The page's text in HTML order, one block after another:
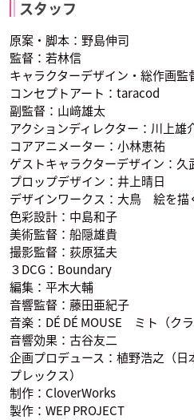
スタッフ
原案・脚本：野島伸司
監督：若林信
キャラクターデザイン・総作画監
コンセプトアート：taracod
副監督：山﨑雄太
アクションディレクター：川上雄
コアアニメーター：小林恵祐
ゲストキャラクターデザイン：久
プロップデザイン：井上晴日
デザインワークス：大鳥 絵を描
色彩設計：中島和子
美術監督：船隠雄貴
撮影監督：荻原猛夫
３DCG：Boundary
編集：平木大輔
音響監督：藤田亜紀子
音楽：DÉ DÉ MOUSE ミト（クラ
音響効果：古谷友二
企画プロデュース：植野浩之（
プレックス）
制作：CloverWorks
製作：WEP PROJECT